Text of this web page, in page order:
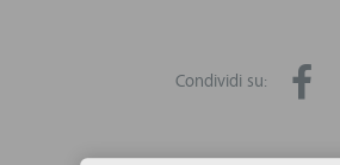
Condividi su: